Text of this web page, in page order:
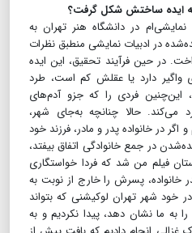
ایده ساختش شکل گرفت؟
نمایشی‌ام‌ در دانشگاه هنر تهران به
در ادبیات نمایشی منطبق نظرات
در حین فرآیند تحقیق، این ایده
واگیر دارد یا عقلش کم است، طرد
فردی را که جزو آدم‌های
حالا چنانچه به‌جای شهر،
اگر در خانواده پدر و مادر، فرزند خود
در جمع خانوادگی اتفاق بیفتد،
فیلم من شد که فردا خواستگاری
خانواده، پسرش را خارج از نوبت به
خود شهر تهران لوکیشنی که بتواند
به ما نشان دهد، پیدا نکردیم و به